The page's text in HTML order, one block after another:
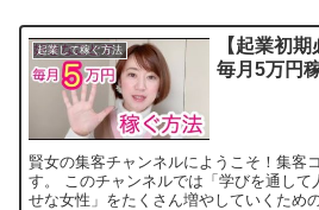
起業して稼ぐ方法
【起業初
毎月5万円
賢女の集客チャンネルにようこそ！集客
す。 このチャンネルでは「学びを通して
せな女性」をたくさん増やしていくため